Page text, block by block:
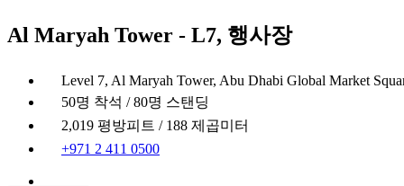
Al Maryah Tower - L7, 행사장
Level 7, Al Maryah Tower, Abu Dhabi Global Market
50명 착석 / 80명 스탠딩
2,019 평방피트 / 188 제곱미터
+971 2 411 0500